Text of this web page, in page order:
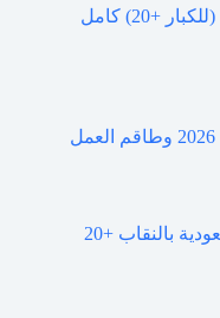
مقطع انطونيو سليمان مع 5 بنات أجنبيات (للكبار +20) كامل
“للكيار فقط” فيلم انطونيو سليمان مع سعودية بالنقاب +20